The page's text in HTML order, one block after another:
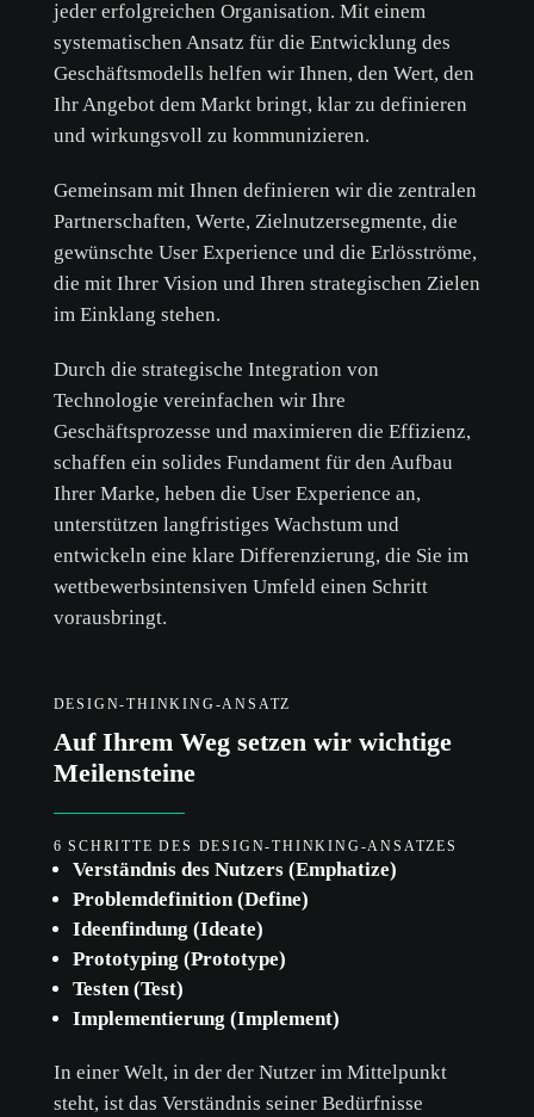
jeder erfolgreichen Organisation. Mit einem
systematischen Ansatz für die Entwicklung des
Geschäftsmodells helfen wir Ihnen, den Wert, den
Ihr Angebot dem Markt bringt, klar zu definieren
und wirkungsvoll zu kommunizieren.
Gemeinsam mit Ihnen definieren wir die zentralen
Partnerschaften, Werte, Zielnutzersegmente, die
gewünschte User Experience und die Erlösströme,
die mit Ihrer Vision und Ihren strategischen Zielen
im Einklang stehen.
Durch die strategische Integration von
Technologie vereinfachen wir Ihre
Geschäftsprozesse und maximieren die Effizienz,
schaffen ein solides Fundament für den Aufbau
Ihrer Marke, heben die User Experience an,
unterstützen langfristiges Wachstum und
entwickeln eine klare Differenzierung, die Sie im
wettbewerbsintensiven Umfeld einen Schritt
vorausbringt.
DESIGN-THINKING-ANSATZ
Auf Ihrem Weg setzen wir wichtige
Meilensteine
6 SCHRITTE DES DESIGN-THINKING-ANSATZES
Verständnis des Nutzers (Emphatize)
Problemdefinition (Define)
Ideenfindung (Ideate)
Prototyping (Prototype)
Testen (Test)
Implementierung (Implement)
In einer Welt, in der der Nutzer im Mittelpunkt
steht, ist das Verständnis seiner Bedürfnisse